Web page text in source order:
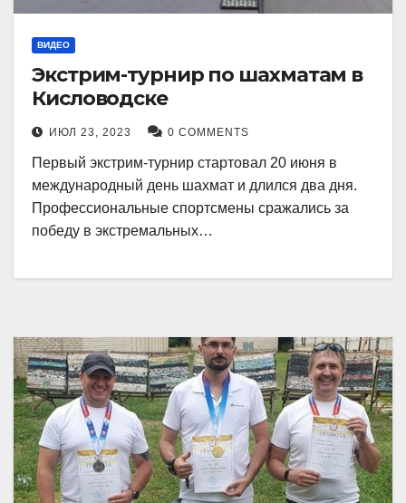
ВИДЕО
Экстрим-турнир по шахматам в
Кисловодске
ИЮЛ 23, 2023 0 COMMENTS
Первый экстрим-турнир стартовал 20 июня в
международный день шахмат и длился два дня.
Профессиональные спортсмены сражались за
победу в экстремальных…